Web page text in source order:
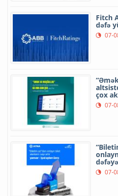
Fitch
dəfə
07-
çox
07-
07-